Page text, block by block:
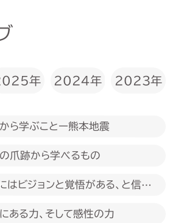
年 2024年 2023年
学ぶことー熊本地震
跡から学べるもの
ビジョンと覚悟がある、と信じ
る力、そして感性の力